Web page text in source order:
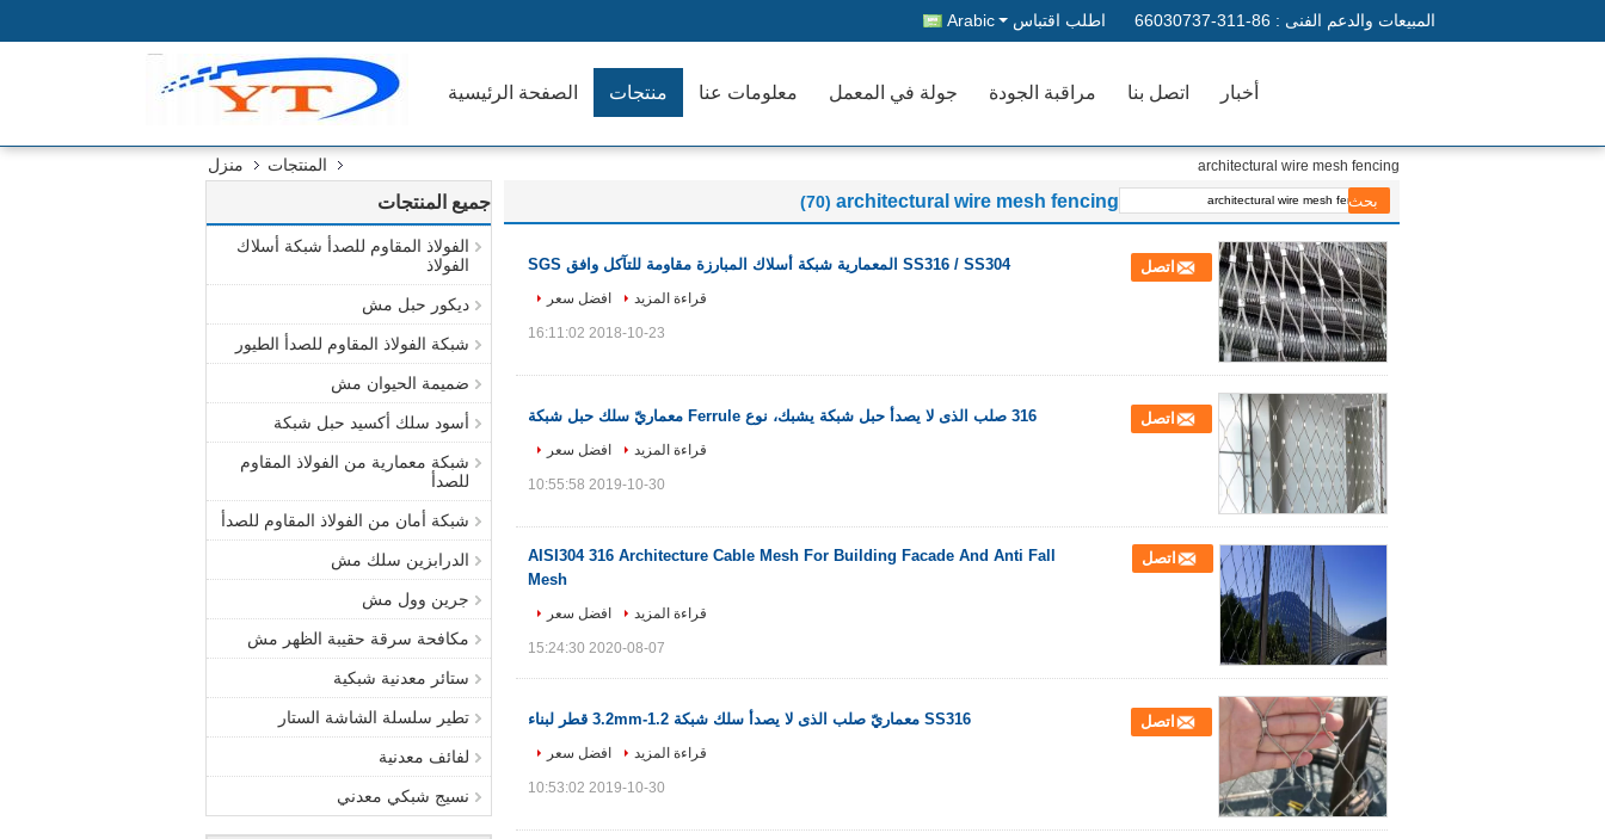
المبيعات والدعم الفنى : 86-311-66030737 اطلب اقتباس Arabic
الصفحة الرئيسية منتجات معلومات عنا جولة في المعمل مراقبة الجودة اتصل بنا أخبار
منزل المنتجات architectural wire mesh fencing
جميع المنتجات
الفولاذ المقاوم للصدأ شبكة أسلاك
الفولاذ
ديكور حبل مش
شبكة الفولاذ المقاوم للصدأ الطيور
ضميمة الحيوان مش
أسود سلك أكسيد حبل شبكة
شبكة معمارية من الفولاذ المقاوم
للصدأ
شبكة أمان من الفولاذ المقاوم للصدأ
الدرابزين سلك مش
جرين وول مش
مكافحة سرقة حقيبة الظهر مش
ستائر معدنية شبكية
تطير سلسلة الشاشة الستار
لفائف معدنية
نسيج شبكي معدني
architectural wire mesh fencing
(70)
SS316 / SS304 المعمارية شبكة أسلاك المبارزة مقاومة للتآكل وافق SGS اتصل
قراءة المزيد افضل سعر
2018-10-23 16:11:02
316 صلب الذى لا يصدأ حبل شبكة يشبك، نوع Ferrule معماريّ سلك حبل شبكة اتصل
قراءة المزيد افضل سعر
2019-10-30 10:55:58
AISI304 316 Architecture Cable Mesh For Building Facade And Anti Fall
Mesh
اتصل
قراءة المزيد افضل سعر
2020-08-07 15:24:30
SS316 معماريّ صلب الذى لا يصدأ سلك شبكة 1.2-3.2mm قطر لبناء اتصل
قراءة المزيد افضل سعر
2019-10-30 10:53:02